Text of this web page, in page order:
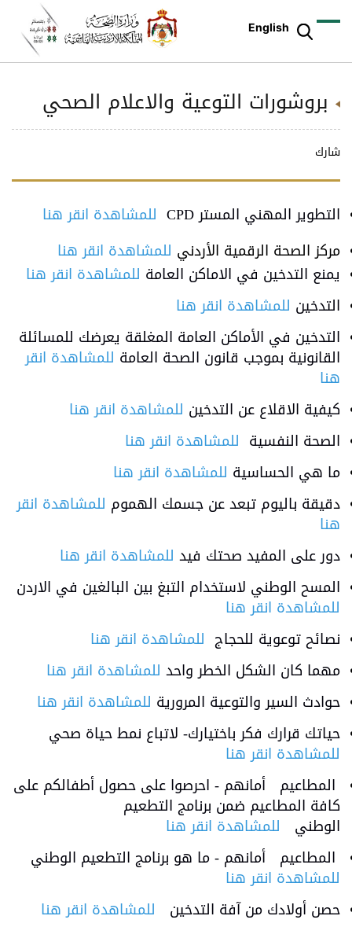
English
بروشورات التوعية والاعلام الصحي
شارك
التطوير المهني المستر CPD
للمشاهدة انقر هنا
مركز الصحة الرقمية الأردني للمشاهدة انقر هنا
يمنع التدخين في الاماكن العامة للمشاهدة انقر هنا
التدخين للمشاهدة انقر هنا
التدخين في الأماكن العامة المغلقة يعرضك للمسائلة
القانونية بموجب قانون الصحة العامة للمشاهدة انقر
هنا
كيفية الاقلاع عن التدخين للمشاهدة انقر هنا
الصحة النفسية للمشاهدة انقر هنا
ما هي الحساسية للمشاهدة انقر هنا
دقيقة باليوم تبعد عن جسمك الهموم للمشاهدة انقر
هنا
دور على المفيد صحتك فيد للمشاهدة انقر هنا
المسح الوطني لاستخدام التبغ بين البالغين في الاردن
للمشاهدة انقر هنا
نصائح توعوية للحجاج للمشاهدة انقر هنا
مهما كان الشكل الخطر واحد للمشاهدة انقر هنا
حوادث السير والتوعية المرورية للمشاهدة انقر هنا
حياتك قرارك فكر باختيارك- لاتباع نمط حياة صحي
للمشاهدة انقر هنا
المطاعيم أمانهم - احرصوا على حصول أطفالكم على
كافة المطاعيم ضمن برنامج التطعيم
الوطني
للمشاهدة انقر هنا
المطاعيم أمانهم - ما هو برنامج التطعيم الوطني
للمشاهدة انقر هنا
حصن أولادك من آفة التدخين
للمشاهدة انقر هنا